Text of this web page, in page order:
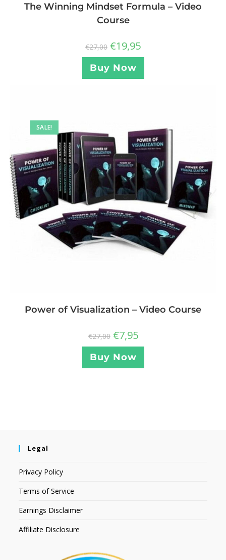
The Winning Mindset Formula – Video
Course
€27,00 €19,95
Buy Now
SALE!
Power of Visualization – Video Course
€27,00 €7,95
Buy Now
Legal
Privacy Policy
Terms of Service
Earnings Disclaimer
Affiliate Disclosure